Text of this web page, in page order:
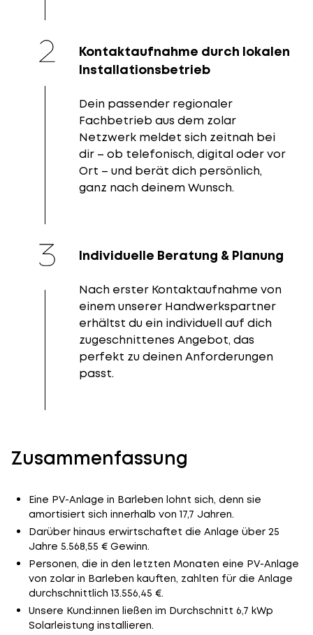
Kontaktaufnahme durch lokalen
Installationsbetrieb
Dein passender regionaler
Fachbetrieb aus dem zolar
Netzwerk meldet sich zeitnah bei
dir – ob telefonisch, digital oder vor
Ort – und berät dich persönlich,
ganz nach deinem Wunsch.
Individuelle Beratung & Planung
Nach erster Kontaktaufnahme von
einem unserer Handwerkspartner
erhältst du ein individuell auf dich
zugeschnittenes Angebot, das
perfekt zu deinen Anforderungen
passt.
Zusammenfassung
Eine PV-Anlage in Barleben lohnt sich, denn sie
amortisiert sich innerhalb von 17,7 Jahren.
Darüber hinaus erwirtschaftet die Anlage über 25
Jahre 5.568,55 € Gewinn.
Personen, die in den letzten Monaten eine PV-Anlage
von zolar in Barleben kauften, zahlten für die Anlage
durchschnittlich 13.556,45 €.
Unsere Kund:innen ließen im Durchschnitt 6,7 kWp
Solarleistung installieren.